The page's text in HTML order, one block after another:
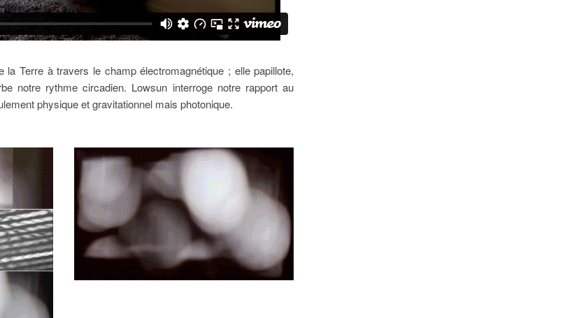
la Terre à travers le champ électromagnétique ; elle papillote,
notre rythme circadien. Lowsun interroge notre rapport au
physique et gravitationnel mais photonique.